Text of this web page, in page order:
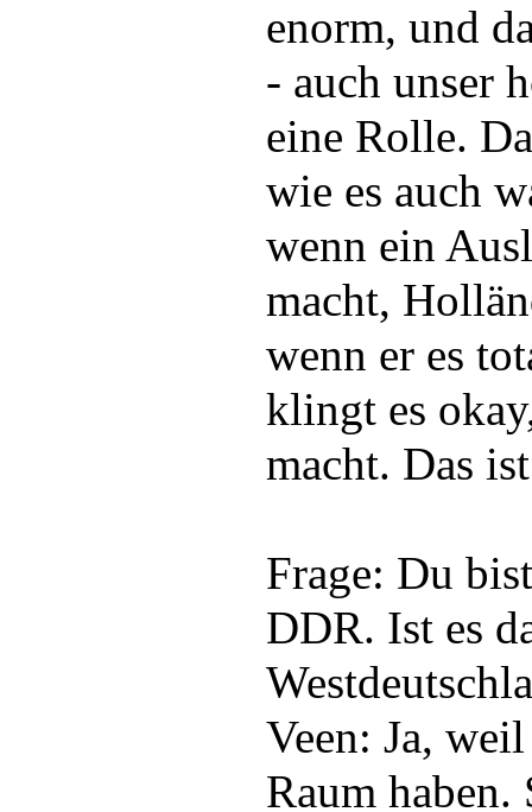
enorm, und
- auch unser
eine Rolle.
wie es auch
wenn ein
macht,
wenn er es
klingt es
macht. Das
Frage: Du
DDR. Ist es
Veen: Ja,
Raum